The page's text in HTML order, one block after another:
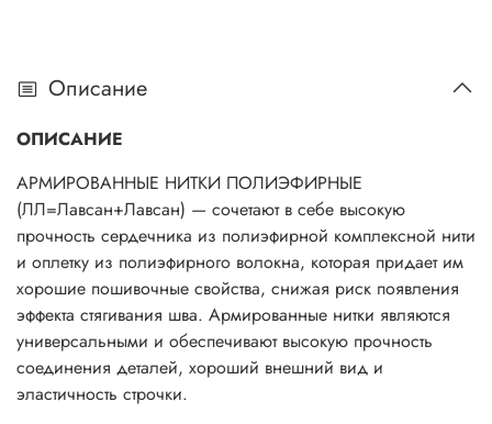
Описание
ОПИСАНИЕ
АРМИРОВАННЫЕ НИТКИ ПОЛИЭФИРНЫЕ
(ЛЛ=Лавсан+Лавсан) — сочетают в себе высокую
прочность сердечника из полиэфирной комплексной нити
и оплетку из полиэфирного волокна, которая придает им
хорошие пошивочные свойства, снижая риск появления
эффекта стягивания шва. Армированные нитки являются
универсальными и обеспечивают высокую прочность
соединения деталей, хороший внешний вид и
эластичность строчки.